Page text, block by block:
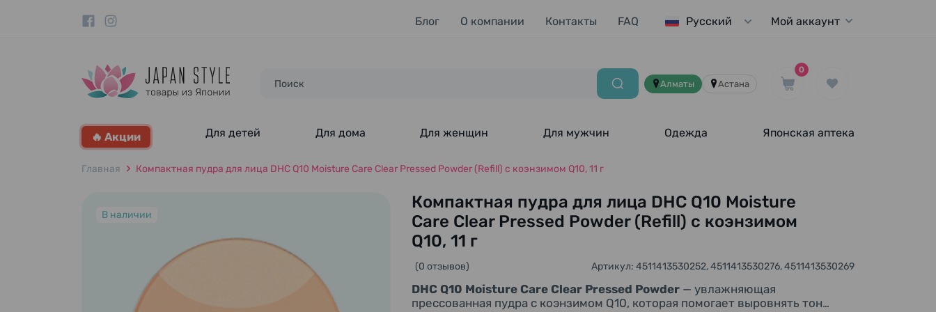
Алматы Астана
0
Блог О компании Контакты FAQ Русский Мой аккаунт
🔥 Акции Для детей Для дома Для женщин Для мужчин Одежда Японская аптека
Главная Компактная пудра для лица DHC Q10 Moisture Care Clear Pressed Powder (Refill) с коэнзимом Q10, 11 г
В наличии
Компактная пудра для лица DHC Q10 Moisture
Care Clear Pressed Powder (Refill) с коэнзимом
Q10, 11 г
(0 отзывов) Артикул: 4511413530252, 4511413530276, 4511413530269
DHC Q10 Moisture Care Clear Pressed Powder — увлажняющая
прессованная пудра с коэнзимом Q10, которая помогает выровнять тон